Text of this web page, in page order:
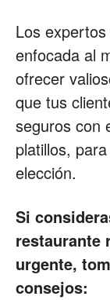
Los
enfocada al
ofrecer
que tus
seguros con
platillos,
elección.
Si
restaurante
urgente,
consejos: